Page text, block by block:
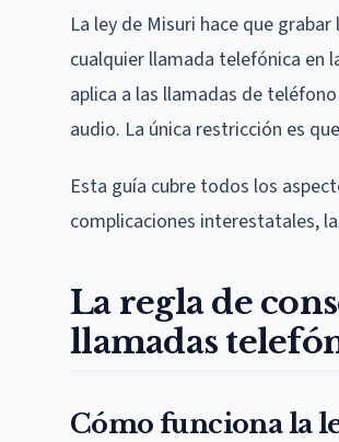
La ley de Misuri hace que
cualquier llamada telefónica en
aplica a las llamadas de
audio. La única restricción es
Esta guía cubre todos los
complicaciones interestatales,
La regla de
llamadas
Cómo funciona la